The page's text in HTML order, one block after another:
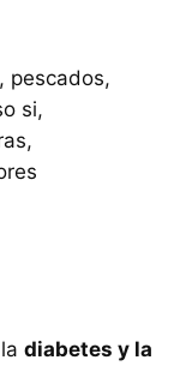
pescados,
si,
diabetes y la